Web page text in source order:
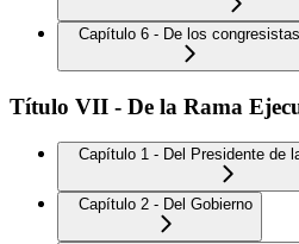
Capítulo 6 - De los congresistas
Título VII - De la Rama
Capítulo 1 - Del Presidente de
Capítulo 2 - Del Gobierno